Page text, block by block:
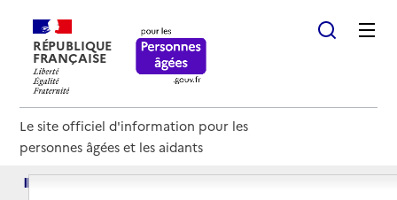
RÉPUBLIQUE
FRANÇAISE
Le site officiel d'information pour les
personnes âgées et les aidants